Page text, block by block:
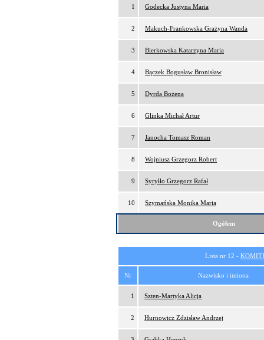
1 Godecka Justyna Maria
2 Makuch-Frankowska Grażyna Wanda
3 Bierkowska Katarzyna Maria
4 Bączek Bogusław Bronisław
5 Dyrda Bożena
6 Glinka Michał Artur
7 Janocha Tomasz Roman
8 Wojniusz Grzegorz Robert
9 Syryłło Grzegorz Rafał
10 Szymańska Monika Maria
Ogółem
Lista nr 12 -
Nr Nazwisko i imiona
1 Szten-Martyka Alicja
2 Hurnowicz Zdzisław Andrzej